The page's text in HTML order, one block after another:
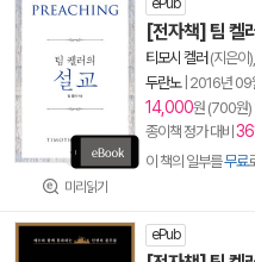
미리읽기
ePub
[전자책] 팀 켈
티모시 켈러 (지은이),
두란노| 2016년 09
14,000원 (700원)
종이책 정가 대비
이 책의 일부를무료
ePub